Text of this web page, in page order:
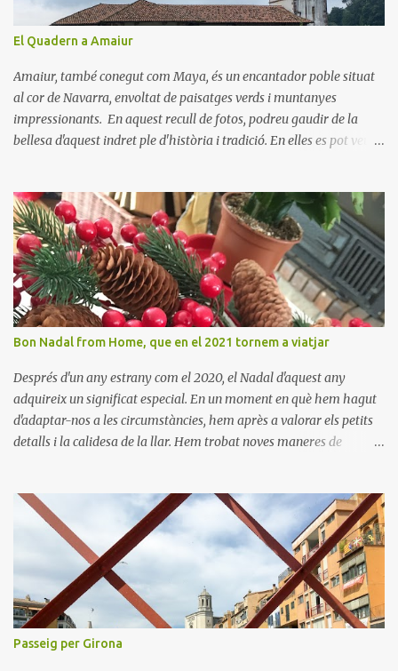
El Quadern a Amaiur
Amaiur, també conegut com Maya, és un encantador poble situat
al cor de Navarra, envoltat de paisatges verds i muntanyes
impressionants. En aquest recull de fotos, podreu gaudir de la
bellesa d'aquest indret ple d'història i tradició. En elles es pot veure
cultura navarresa i gaudir de la tranquil·litat d'un poble que
conserva el seu encant tradicional. Us animem a descobrir aquest
meravellós lloc i a deixar-vos captivar per la seva bellesa!
Bon Nadal from Home, que en el 2021 tornem a viatjar
Després d'un any estrany com el 2020, el Nadal d'aquest any
adquireix un significat especial. En un moment en què hem hagut
d'adaptar-nos a les circumstàncies, hem après a valorar els petits
detalls i la calidesa de la llar. Hem trobat noves maneres de
tornar a descobrir nous llocs i viure noves experiències. Desitgem
que aquest Nadal us porti pau, amor i moments inoblidables. Bon
Nadal i un pròsper Any Nou!
Passeig per Girona